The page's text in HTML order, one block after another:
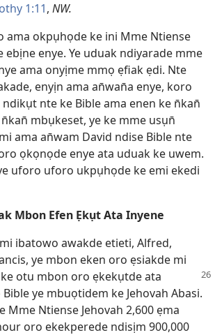
1:11, NW.
ama okpụhọde ke ini Mme Ntiense
ebịne enye. Ye uduak ndiyarade mme
ama onyịme mmọ ẹfiak ẹdi. Nte
enyịn ama an̄wan̄a enye, koro
nte ke Bible ama enen ke n̄kan̄
mbụkeset, ye ke mme usụn̄
ama an̄wam David ndise Bible nte
ọkọnọde enye ata uduak ke uwem.
uforo uforo ukpụhọde ke emi ekedi
Mbon Efen Ẹkụt Ata Inyene
ibatowo awakde etieti, Alfred,
ye mbon eken oro ẹsiakde mi
otu mbon oro ẹkekụtde ata
ye mbuọtidem ke Jehovah Abasi.
Mme Ntiense Jehovah 2,600 ẹma
oro ekekperede ndisịm 900,000